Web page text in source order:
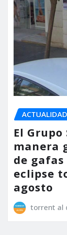
ACTUALIDAD
El
manera
de
eclipse
agosto
torrent al